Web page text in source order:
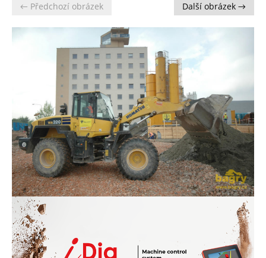
← Předchozí obrázek Další obrázek →